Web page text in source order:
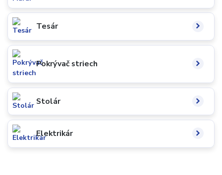
Tesár
Pokrývač striech
Stolár
Elektrikár